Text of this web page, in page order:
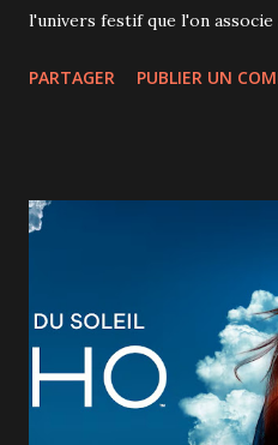
l'univers festif que l'on
nationale de cirque (ENC),
de la cohorte revisitent le
avec intelligence et créativité.
rythmé où l'histoire sert de fil
impressionnante succession
circassiennes. Dès les
happé par l'énergie qui se
la TOHU. Les numéros
PARTAGER PUBLIER UN